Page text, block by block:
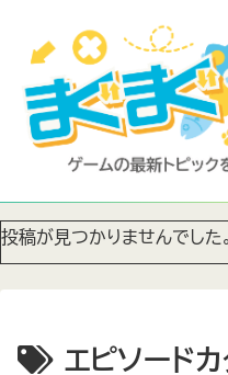
投稿が見つかりませんでした。
エピソード